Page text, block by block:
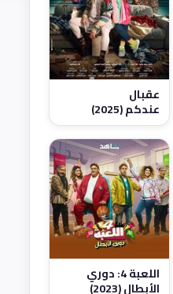
عقبال
عندكم (2025)
اللعبة 4: دوري
الأبطال (2023)